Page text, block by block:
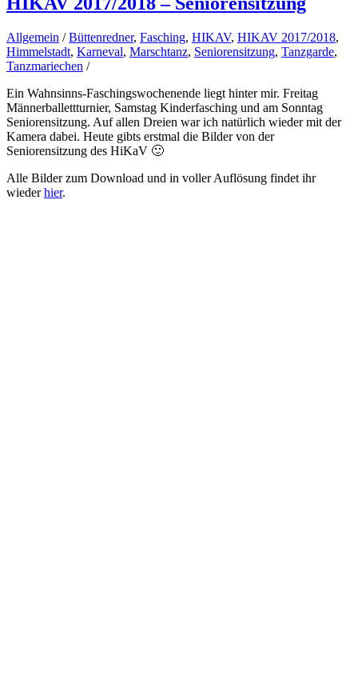
Allgemein / Büttenredner, Fasching, HIKAV, HIKAV 2017/2018,
Himmelstadt, Karneval, Marschtanz, Seniorensitzung, Tanzgarde,
Tanzmariechen /
Ein Wahnsinns-Faschingswochenende liegt hinter mir. Freitag
Männerballettturnier, Samstag Kinderfasching und am Sonntag
Seniorensitzung. Auf allen Dreien war ich natürlich wieder mit der
Kamera dabei. Heute gibts erstmal die Bilder von der
Seniorensitzung des HiKaV 🙂
Alle Bilder zum Download und in voller Auflösung findet ihr
wiederhier.